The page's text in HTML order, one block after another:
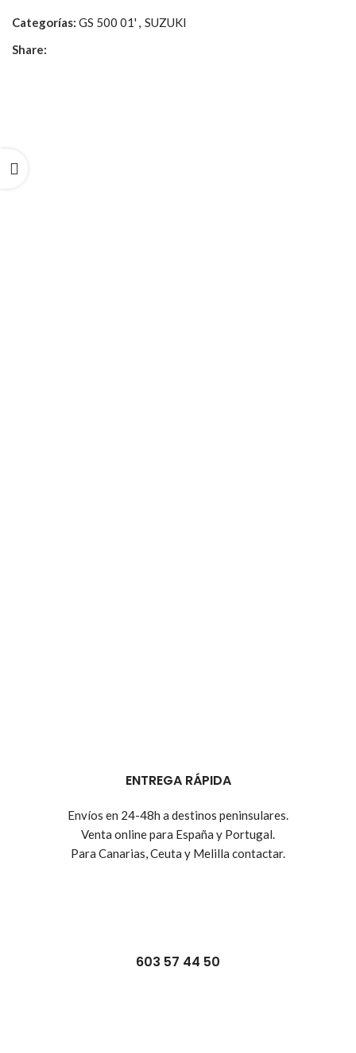
Categorías: GS 500 01' , SUZUKI
Share:
ENTREGA RÁPIDA
Envíos en 24-48h a destinos peninsulares.
Venta online para España y Portugal.
Para Canarias, Ceuta y Melilla contactar.
603 57 44 50